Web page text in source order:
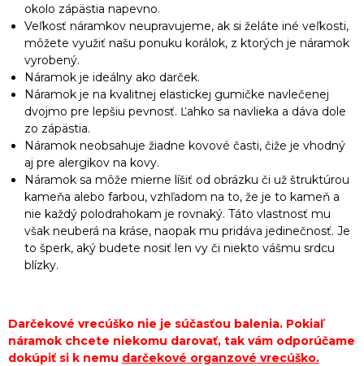
okolo zápästia napevno.
Veľkosť náramkov neupravujeme, ak si želáte iné veľkosti,
môžete využiť našu ponuku korálok, z ktorých je náramok
vyrobený.
Náramok je ideálny ako darček.
Náramok je na kvalitnej elastickej gumičke navlečenej
dvojmo pre lepšiu pevnosť. Ľahko sa navlieka a dáva dole
zo zápästia.
Náramok neobsahuje žiadne kovové časti, čiže je vhodný
aj pre alergikov na kovy.
Náramok sa môže mierne líšiť od obrázku či už štruktúrou
kameňa alebo farbou, vzhľadom na to, že je to kameň a
nie každý polodrahokam je rovnaký. Táto vlastnosť mu
však neuberá na kráse, naopak mu pridáva jedinečnosť. Je
to šperk, aký budete nosiť len vy či niekto vášmu srdcu
blízky.
Darčekové vrecúško nie je súčasťou balenia. Pokiaľ
náramok chcete niekomu darovať, tak vám odporúčame
dokúpiť si k nemu darčekové organzové vrecúško.